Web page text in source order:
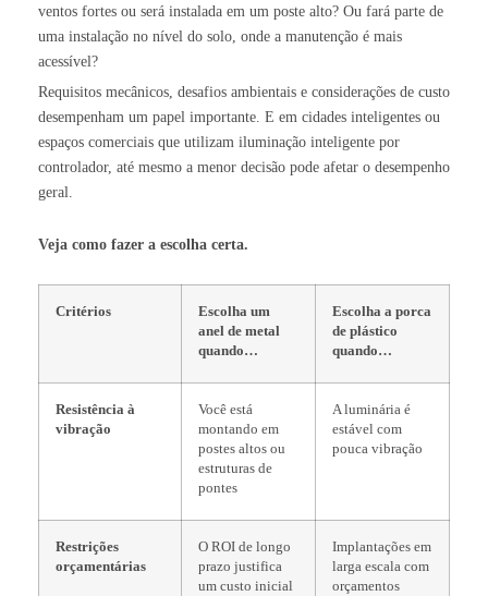
ventos fortes ou será instalada em um poste alto? Ou fará parte de
uma instalação no nível do solo, onde a manutenção é mais
acessível?
Requisitos mecânicos, desafios ambientais e considerações de custo
desempenham um papel importante. E em cidades inteligentes ou
espaços comerciais que utilizam iluminação inteligente por
controlador, até mesmo a menor decisão pode afetar o desempenho
geral.
Veja como fazer a escolha certa.
Critérios
Escolha um
anel de metal
quando…
Escolha a porca
de plástico
quando…
Resistência à
vibração
Você está
montando em
postes altos ou
estruturas de
pontes
A luminária é
estável com
pouca vibração
Restrições
orçamentárias
O ROI de longo
prazo justifica
um custo inicial
Implantações em
larga escala com
orçamentos